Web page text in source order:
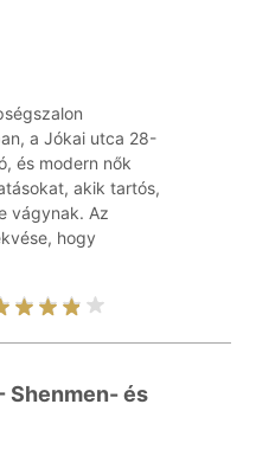
a Jókai utca 28-
és modern nők
akik tartós,
vágynak. Az
hogy
Shenmen- és